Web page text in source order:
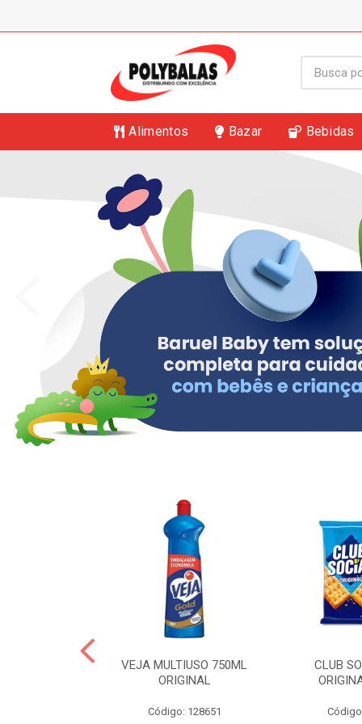
Alimentos Bazar Bebidas
VEJA MULTIUSO 750ML
ORIGINAL
Código: 128651
CLUB